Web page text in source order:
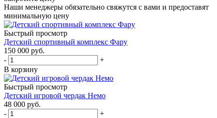
Наши менеджеры обязательно свяжутся с вами и предоставят
минимальную цену
Быстрый просмотр
Детский спортивный комплекс Фару
150 000 руб.
-
+
В корзину
Быстрый просмотр
Детский игровой чердак Немо
48 000 руб.
-
+